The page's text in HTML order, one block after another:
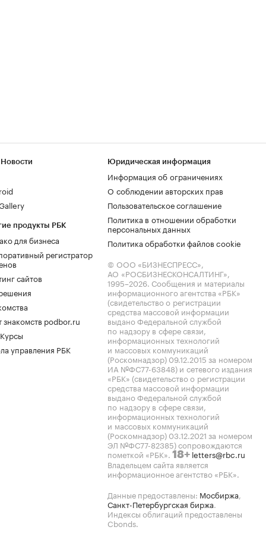
продукты РБК
для бизнеса
регистратор
сайтов
знакомств podbor.ru
управления РБК
Юридическая информация
Информация об ограничениях
О соблюдении авторских прав
Пользовательское соглашение
Политика в отношении обработки
персональных данных
Политика обработки файлов cookie
© ООО «БИЗНЕСПРЕСС»,
АО «РОСБИЗНЕСКОНСАЛТИНГ»,
1995–2026. Сообщения и материалы
информационного агентства «РБК»
(свидетельство о регистрации
средства массовой информации
выдано Федеральной службой
по надзору в сфере связи,
информационных технологий
и массовых коммуникаций
(Роскомнадзор) 09.12.2015 за номером
ИА №ФС77-63848) и сетевого издания
«РБК» (свидетельство о регистрации
средства массовой информации
выдано Федеральной службой
по надзору в сфере связи,
информационных технологий
и массовых коммуникаций
(Роскомнадзор) 03.12.2021 за номером
ЭЛ №ФС77-82385) сопровождаются
пометкой «РБК». 18+ letters@rbc.ru
Владельцем сайта является
информационное агентство «РБК».
Данные предоставлены: Мосбиржа,
Санкт-Петербургская биржа.
Индексы облигаций предоставлены
Cbonds.